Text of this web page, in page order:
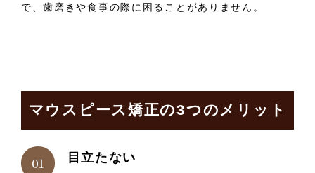
で、歯磨きや食事の際に困ることがありません。
マウスピース矯正の3つのメリット
目立たない